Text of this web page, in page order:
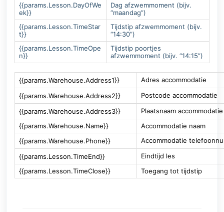
{{params.Lesson.DayOfWe
ek}}
Dag afzwemmoment (bijv.
“maandag”)
{{params.Lesson.TimeStar
t}}
Tijdstip afzwemmoment (bijv.
“14:30”)
{{params.Lesson.TimeOpe
n}}
Tijdstip poortjes
afzwemmoment (bijv. “14:15”)
{{params.Warehouse.Address1}}
Adres accommodatie
{{params.Warehouse.Address2}}
Postcode accommodatie
{{params.Warehouse.Address3}}
Plaatsnaam accommodatie
{{params.Warehouse.Name}}
Accommodatie naam
{{params.Warehouse.Phone}}
Accommodatie
{{params.Lesson.TimeEnd}}
Eindtijd les
{{params.Lesson.TimeClose}}
Toegang tot tijdstip